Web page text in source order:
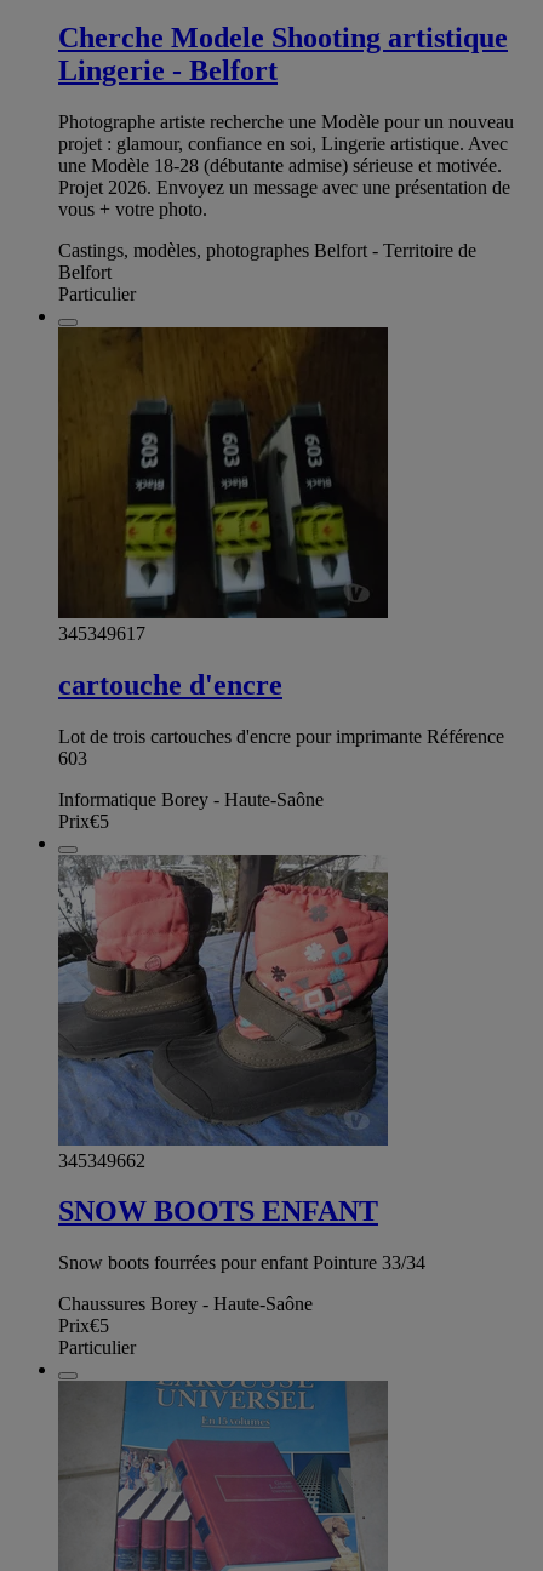
Cherche Modele Shooting artistique
Lingerie - Belfort
Photographe artiste recherche une Modèle pour un nouveau
projet : glamour, confiance en soi, Lingerie artistique. Avec
une Modèle 18-28 (débutante admise) sérieuse et motivée.
Projet 2026. Envoyez un message avec une présentation de
vous + votre photo.
Castings, modèles, photographes Belfort - Territoire de
Belfort
Particulier
345349617
cartouche d'encre
Lot de trois cartouches d'encre pour imprimante Référence
603
Informatique Borey - Haute-Saône
Prix€5
345349662
SNOW BOOTS ENFANT
Snow boots fourrées pour enfant Pointure 33/34
Chaussures Borey - Haute-Saône
Prix€5
Particulier